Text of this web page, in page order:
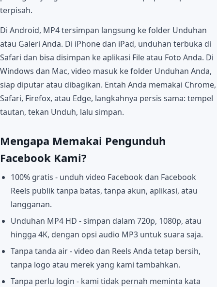
terpisah.
Di Android, MP4 tersimpan langsung ke folder Unduhan
atau Galeri Anda. Di iPhone dan iPad, unduhan terbuka di
Safari dan bisa disimpan ke aplikasi File atau Foto Anda. Di
Windows dan Mac, video masuk ke folder Unduhan Anda,
siap diputar atau dibagikan. Entah Anda memakai Chrome,
Safari, Firefox, atau Edge, langkahnya persis sama: tempel
tautan, tekan Unduh, lalu simpan.
Mengapa Memakai Pengunduh
Facebook Kami?
100% gratis - unduh video Facebook dan Facebook
Reels publik tanpa batas, tanpa akun, aplikasi, atau
langganan.
Unduhan MP4 HD - simpan dalam 720p, 1080p, atau
hingga 4K, dengan opsi audio MP3 untuk suara saja.
Tanpa tanda air - video dan Reels Anda tetap bersih,
tanpa logo atau merek yang kami tambahkan.
Tanpa perlu login - kami tidak pernah meminta kata